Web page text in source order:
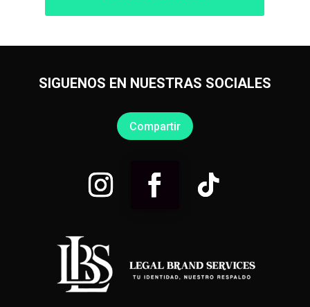
SIGUENOS EN NUESTRAS SOCIALES
Compartir